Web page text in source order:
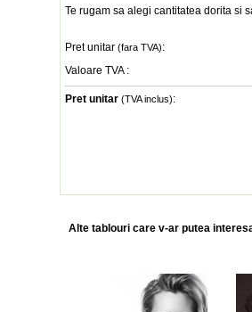
Te rugam sa alegi cantitatea dorita si
Pret unitar (fara TVA):
Valoare TVA :
Pret unitar (TVA inclus):
Alte tablouri care v-ar putea